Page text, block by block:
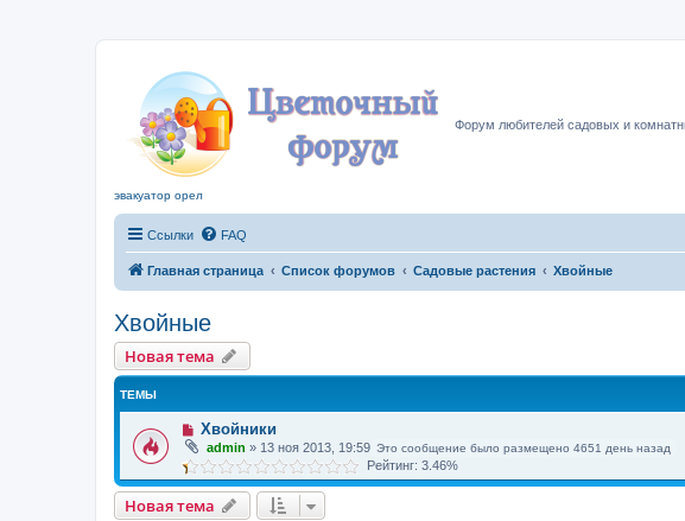
Форум любителей садовых и
эвакуатор орел
Ссылки FAQ
Главная страница Список форумов Садовые растения Хвойные
Хвойные
Новая тема
ТЕМЫ
Хвойники
admin » 13 ноя 2013, 19:59 Это сообщение было размещено 4651 день назад
Рейтинг: 3.46%
Новая тема